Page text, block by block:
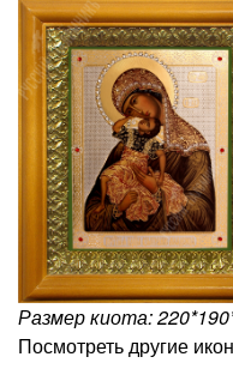
Размер киота:
Посмотреть другие